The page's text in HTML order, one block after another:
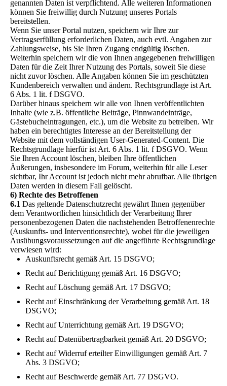
genannten Daten ist verpflichtend. Alle weiteren Informationen
können Sie freiwillig durch Nutzung unseres Portals
bereitstellen.
Wenn Sie unser Portal nutzen, speichern wir Ihre zur
Vertragserfüllung erforderlichen Daten, auch evtl. Angaben zur
Zahlungsweise, bis Sie Ihren Zugang endgültig löschen.
Weiterhin speichern wir die von Ihnen angegebenen freiwilligen
Daten für die Zeit Ihrer Nutzung des Portals, soweit Sie diese
nicht zuvor löschen. Alle Angaben können Sie im geschützten
Kundenbereich verwalten und ändern. Rechtsgrundlage ist Art.
6 Abs. 1 lit. f DSGVO.
Darüber hinaus speichern wir alle von Ihnen veröffentlichten
Inhalte (wie z.B. öffentliche Beiträge, Pinnwandeinträge,
Gästebucheintragungen, etc.), um die Website zu betreiben. Wir
haben ein berechtigtes Interesse an der Bereitstellung der
Website mit dem vollständigen User-Generated-Content. Die
Rechtsgrundlage hierfür ist Art. 6 Abs. 1 lit. f DSGVO. Wenn
Sie Ihren Account löschen, bleiben Ihre öffentlichen
Äußerungen, insbesondere im Forum, weiterhin für alle Leser
sichtbar, Ihr Account ist jedoch nicht mehr abrufbar. Alle übrigen
Daten werden in diesem Fall gelöscht.
6) Rechte des Betroffenen
6.1 Das geltende Datenschutzrecht gewährt Ihnen gegenüber
dem Verantwortlichen hinsichtlich der Verarbeitung Ihrer
personenbezogenen Daten die nachstehenden Betroffenenrechte
(Auskunfts- und Interventionsrechte), wobei für die jeweiligen
Ausübungsvoraussetzungen auf die angeführte Rechtsgrundlage
verwiesen wird:
Auskunftsrecht gemäß Art. 15 DSGVO;
Recht auf Berichtigung gemäß Art. 16 DSGVO;
Recht auf Löschung gemäß Art. 17 DSGVO;
Recht auf Einschränkung der Verarbeitung gemäß Art. 18
DSGVO;
Recht auf Unterrichtung gemäß Art. 19 DSGVO;
Recht auf Datenübertragbarkeit gemäß Art. 20 DSGVO;
Recht auf Widerruf erteilter Einwilligungen gemäß Art. 7
Abs. 3 DSGVO;
Recht auf Beschwerde gemäß Art. 77 DSGVO.